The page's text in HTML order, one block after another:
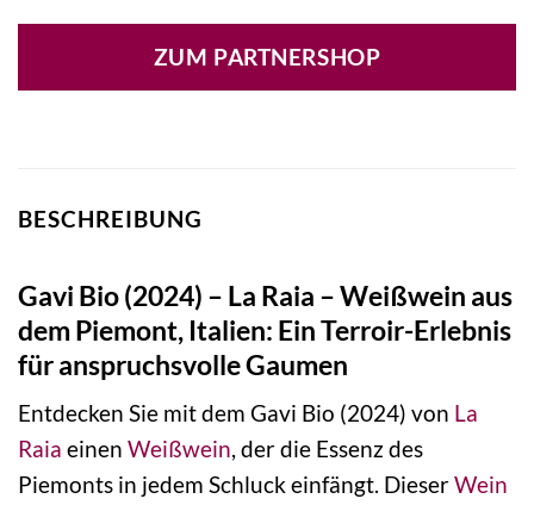
ZUM PARTNERSHOP
BESCHREIBUNG
Gavi Bio (2024) – La Raia – Weißwein aus
dem Piemont, Italien: Ein Terroir-Erlebnis
für anspruchsvolle Gaumen
Entdecken Sie mit dem Gavi Bio (2024) von La
Raia einen Weißwein, der die Essenz des
Piemonts in jedem Schluck einfängt. DieserWein